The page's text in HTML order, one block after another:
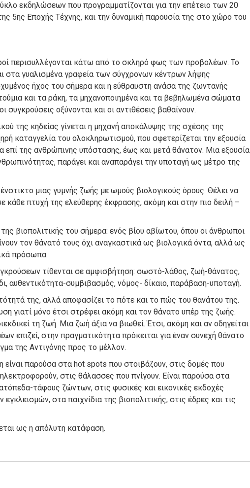
εκδηλώσεων που προγραμματίζονται για την επέτειο των 20
5ης Εποχής Τέχνης, και την δυναμική παρουσία της στο χώρο του
περισυλλέγονται κάτω από το σκληρό φως των προβολέων. Το
στα γυαλισμένα γραφεία των σύγχρονων κέντρων λήψης
ήχος του σήμερα και η εύθραυστη ανάσα της ζωντανής
και τα ράκη, τα μηχανοποιημένα και τα βεβηλωμένα σώματα
συγκρούσεις οξύνονται και οι αντιθέσεις βαθαίνουν.
της κηδείας γίνεται η μηχανή αποκάλυψης της σχέσης της
καταγγελία του ολοκληρωτισμού, που σφετερίζεται την εξουσία
επί της ανθρώπινης υπόστασης, έως και μετά θάνατον. Μια εξουσία
παράγει και αναπαράγει την υποταγή ως μέτρο της
μιας γυμνής ζωής με ωμούς βιολογικούς όρους. Θέλει να
κάθε πτυχή της ελεύθερης έκφρασης, ακόμη και στην πιο δειλή –
βιοπολιτικής του σήμερα: ενός βίου αβίωτου, όπου οι άνθρωποι
τον θάνατό τους όχι αναγκαστικά ως βιολογικά όντα, αλλά ως
πρόσωπα.
τίθενται σε αμφισβήτηση: σωστό-λάθος, ζωή-θάνατος,
αυθεντικότητα-συμβιβασμός, νόμος- δίκαιο, παράβαση-υποταγή.
της, αλλά αποφασίζει το πότε και το πώς του θανάτου της.
γιατί μόνο έτσι στρέφει ακόμη και τον θάνατο υπέρ της ζωής.
τη ζωή. Μια ζωή άξια να βιωθεί. Έτσι, ακόμη και αν οδηγείται
επιζεί, στην πραγματικότητα πρόκειται για έναν συνεχή θάνατο
της Αντιγόνης προς το μέλλον.
είναι παρούσα στα hot spots που στοιβάζουν, στις δομές που
στις θάλασσες που πνίγουν. Είναι παρούσα στα
τάφους ζώντων, στις φυσικές και εικονικές εκδοχές
στα παιχνίδια της βιοπολιτικής, στις έδρες και τις
ως η απόλυτη κατάφαση.